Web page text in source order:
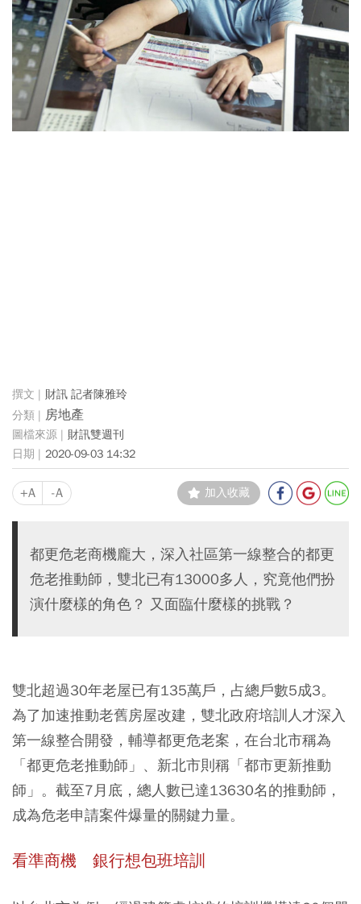
財訊 記者陳雅玲
房地產
財訊雙週刊
2020-09-03 14:32
+A -A 加入收藏
都更危老商機龐大，深入社區第一線整合的都更
危老推動師，雙北已有13000多人，究竟他們扮
演什麼樣的角色？ 又面臨什麼樣的挑戰？
雙北超過30年老屋已有135萬戶，占總戶數5成3。
為了加速推動老舊房屋改建，雙北政府培訓人才深入
第一線整合開發，輔導都更危老案，在台北市稱為
「都更危老推動師」、新北市則稱「都市更新推動
師」。截至7月底，總人數已達13630名的推動師，
成為危老申請案件爆量的關鍵力量。
看準商機 銀行想包班培訓